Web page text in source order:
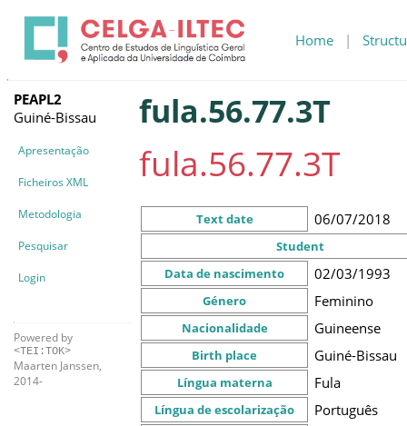
Home |
PEAPL2
Guiné-Bissau
Apresentação
Ficheiros XML
Metodologia
Pesquisar
Login
Powered by
<TEI:TOK>
Maarten Janssen,
2014-
fula.56.77.3T
fula.56.77.3T
Text date 06/07/2018
Student
Data de nascimento
02/03/1993
Género Feminino
Nacionalidade Guineense
Birth place Guiné-Bissau
Língua materna Fula
Língua de escolarização Português